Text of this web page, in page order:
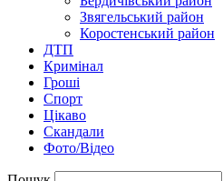
Звягельський район
Коростенський район
ДТП
Кримінал
Гроші
Спорт
Цікаво
Скандали
Фото/Відео